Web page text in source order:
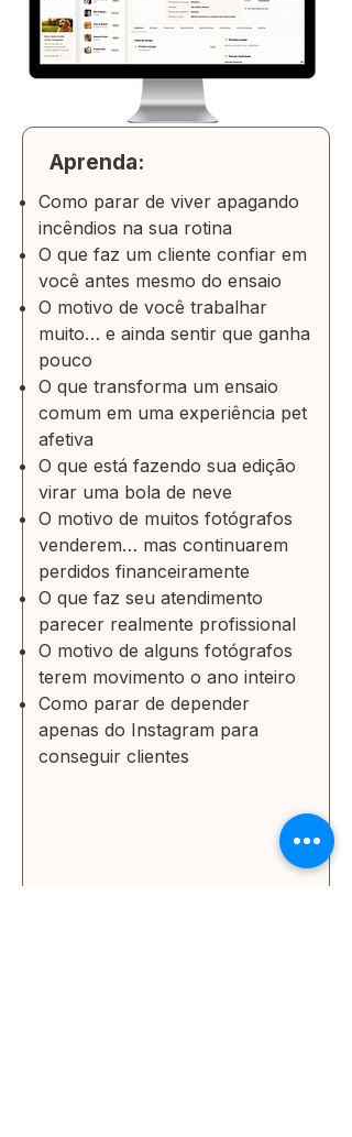
Como parar de viver apagando
incêndios na sua rotina
O que faz um cliente confiar em
você antes mesmo do ensaio
O motivo de você trabalhar
muito… e ainda sentir que ganha
pouco
O que transforma um ensaio
comum em uma experiência pet
afetiva
O que está fazendo sua edição
virar uma bola de neve
O motivo de muitos fotógrafos
venderem… mas continuarem
perdidos financeiramente
O que faz seu atendimento
parecer realmente profissional
O motivo de alguns fotógrafos
terem movimento o ano inteiro
Como parar de depender
apenas do Instagram para
conseguir clientes
Aprenda: